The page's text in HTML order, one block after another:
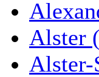
Alster
Alster-